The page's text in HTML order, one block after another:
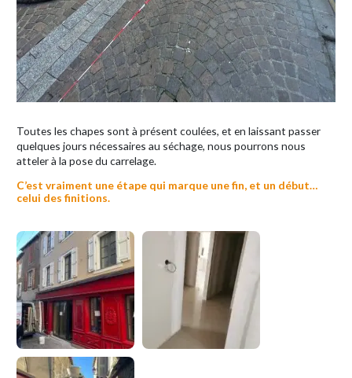
Toutes les chapes sont à présent coulées, et en laissant passer
quelques jours nécessaires au séchage, nous pourrons nous
atteler à la pose du carrelage.
C’est vraiment une étape qui marque une fin, et un début…
celui des finitions.